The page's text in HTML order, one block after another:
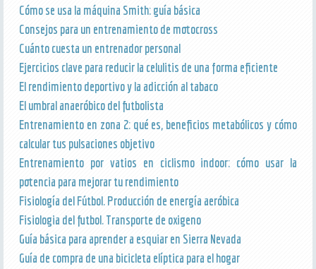
Cómo se usa la máquina Smith: guía básica
Consejos para un entrenamiento de motocross
Cuánto cuesta un entrenador personal
Ejercicios clave para reducir la celulitis de una forma eficiente
El rendimiento deportivo y la adicción al tabaco
El umbral anaeróbico del futbolista
Entrenamiento en zona 2: qué es, beneficios metabólicos y cómo
calcular tus pulsaciones objetivo
Entrenamiento por vatios en ciclismo indoor: cómo usar la
potencia para mejorar tu rendimiento
Fisiología del Fútbol. Producción de energía aeróbica
Fisiologia del futbol. Transporte de oxigeno
Guía básica para aprender a esquiar en Sierra Nevada
Guía de compra de una bicicleta elíptica para el hogar